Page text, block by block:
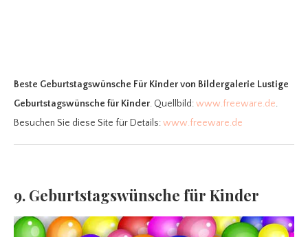
Beste Geburtstagswünsche Für Kindervon Bildergalerie Lustige
Geburtstagswünsche für Kinder. Quellbild:www.freeware.de.
Besuchen Sie diese Site für Details:www.freeware.de
9. Geburtstagswünsche für Kinder